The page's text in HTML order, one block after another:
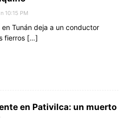
10:15 PM
Tunán deja a un conductor
fierros […]
en Pativilca: un muerto